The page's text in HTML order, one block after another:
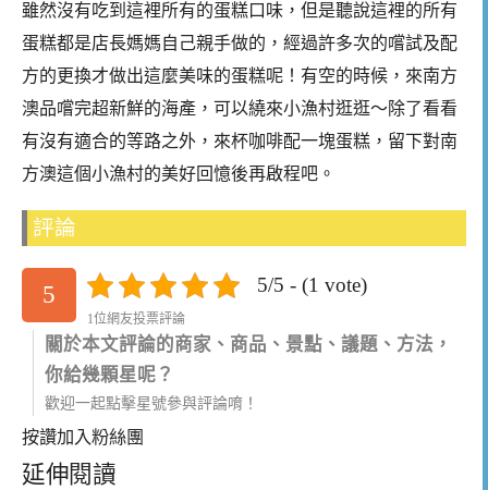
雖然沒有吃到這裡所有的蛋糕口味，但是聽說這裡的所有
蛋糕都是店長媽媽自己親手做的，經過許多次的嚐試及配
方的更換才做出這麼美味的蛋糕呢！有空的時候，來南方
澳品嚐完超新鮮的海產，可以繞來小漁村逛逛～除了看看
有沒有適合的等路之外，來杯咖啡配一塊蛋糕，留下對南
方澳這個小漁村的美好回憶後再啟程吧。
評論
5 5/5 - (1 vote)
1位網友投票評論
關於本文評論的商家、商品、景點、議題、方法，
你給幾顆星呢？
歡迎一起點擊星號參與評論唷！
按讚加入粉絲團
延伸閱讀